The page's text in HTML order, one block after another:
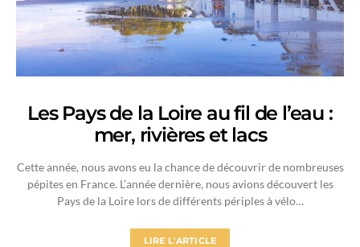
Les Pays de la Loire au fil de l’eau :
mer, rivières et lacs
Cette année, nous avons eu la chance de découvrir de nombreuses
pépites en France. L’année dernière, nous avions découvert les
Pays de la Loire lors de différents périples à vélo…
LIRE L'ARTICLE